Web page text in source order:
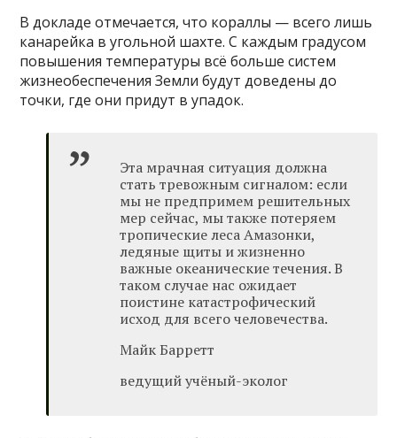
В докладе отмечается, что кораллы — всего лишь
канарейка в угольной шахте. С каждым градусом
повышения температуры всё больше систем
жизнеобеспечения Земли будут доведены до
точки, где они придут в упадок.
Эта мрачная ситуация должна
стать тревожным сигналом: если
мы не предпримем решительных
мер сейчас, мы также потеряем
тропические леса Амазонки,
ледяные щиты и жизненно
важные океанические течения. В
таком случае нас ожидает
поистине катастрофический
исход для всего человечества.
Майк Барретт
ведущий учёный-эколог